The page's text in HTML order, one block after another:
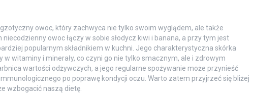
owoc, który zachwyca nie tylko swoim wyglądem, ale także
owoc łączy w sobie słodycz kiwi i banana, a przy tym jest
popularnym składnikiem w kuchni. Jego charakterystyczna skórka
witaminy i minerały, co czyni go nie tylko smacznym, ale i zdrowym
wartości odżywczych, a jego regularne spożywanie może przynieść
po poprawę kondycji oczu. Warto zatem przyjrzeć się bliżej
wzbogacić naszą dietę.